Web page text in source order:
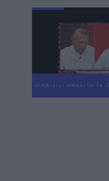
Următorul videoclip în 4